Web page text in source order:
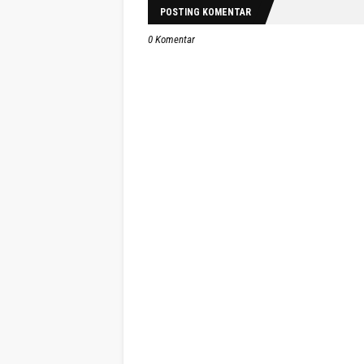
POSTING KOMENTAR
0 Komentar